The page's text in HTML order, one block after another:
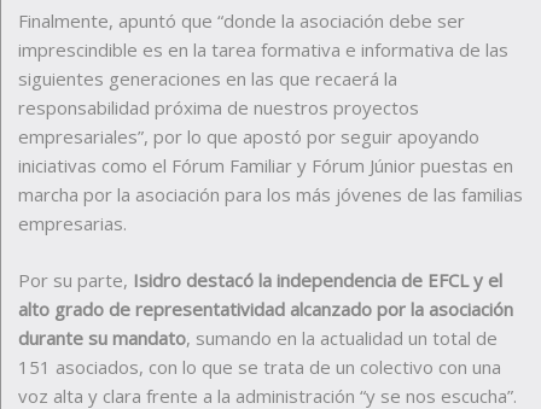
Finalmente, apuntó que “donde la asociación debe ser
imprescindible es en la tarea formativa e informativa de las
siguientes generaciones en las que recaerá la
responsabilidad próxima de nuestros proyectos
empresariales”, por lo que apostó por seguir apoyando
iniciativas como el Fórum Familiar y Fórum Júnior puestas en
marcha por la asociación para los más jóvenes de las familias
empresarias.
Por su parte, Isidro destacó la independencia de EFCL y el
alto grado de representatividad alcanzado por la asociación
durante su mandato, sumando en la actualidad un total de
151 asociados, con lo que se trata de un colectivo con una
voz alta y clara frente a la administración “y se nos escucha”.